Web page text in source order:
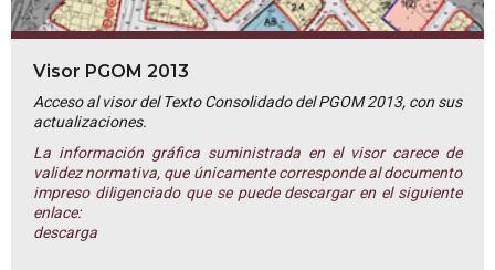
Visor PGOM 2013
Acceso al visor del Texto Consolidado del PGOM 2013, con sus
actualizaciones.
La información gráfica suministrada en el visor carece de
validez normativa, que únicamente corresponde al documento
impreso diligenciado que se puede descargar en el siguiente
enlace:
descarga